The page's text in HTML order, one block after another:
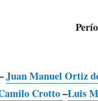
Juan Manuel Ortiz
Crotto–Luis